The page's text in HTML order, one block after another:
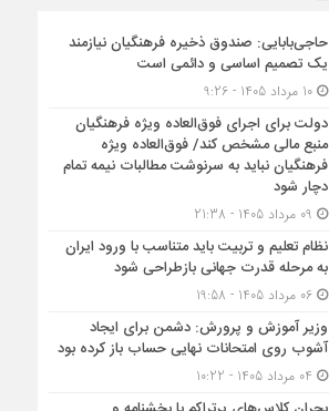
حاجی‌بابایی: صندوق ذخیره فرهنگیان نیازمند
یک تصمیم اساسی و دائمی است
10 مرداد 1405 - 9:26
دولت برای اجرای فوق‌العاده ویژه فرهنگیان
منبع مالی مشخص کند/ فوق‌العاده ویژه
فرهنگیان نباید به سرنوشت مطالبات نیمه‌ تمام
دچار شود
نظام تعلیم و تربیت باید متناسب با ورود ایران
به مرحله قدرت جهانی بازطراحی شود
06 مرداد 1405 - 19:58
وزیر آموزش و پرورش: دشمن برای ایجاد
آشوب روی امتحانات نهایی حساب باز کرده بود